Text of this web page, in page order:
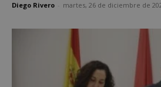
Diego Rivero martes, 26 de diciembre de